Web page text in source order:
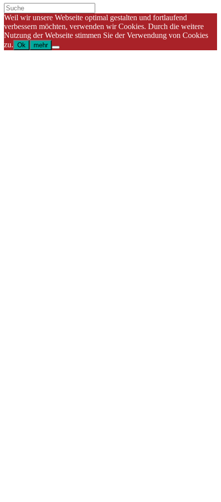
Weil wir unsere Webseite optimal gestalten und fortlaufend
verbessern möchten, verwenden wir Cookies. Durch die weitere
Nutzung der Webseite stimmen Sie der Verwendung von Cookies
zu. Ok mehr